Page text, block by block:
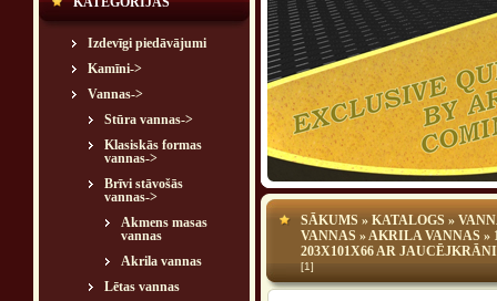
Izdevīgi piedāvājumi
Kamīni->
Vannas->
Stūra vannas->
Klasiskās formas
vannas->
Brīvi stāvošās
vannas->
Akmens masas
vannas
Akrila vannas
Lētas vannas
SĀKUMS » KATALOGS »
VANNAS »AKRILA VANNAS »
203X101X66 AR
[1]